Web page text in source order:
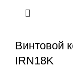
Винтовой
IRN18K